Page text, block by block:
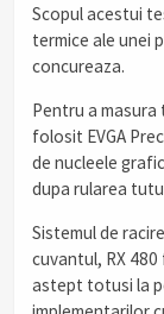
Scopul acestui
termice ale unei
concureaza.
Pentru a
folosit EVGA
de nucleele
dupa rularea
Sistemul de
cuvantul, RX
astept totusi la